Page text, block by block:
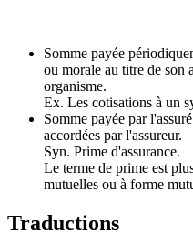
Somme payée
ou morale au titre de son
organisme.
Ex. Les cotisations à un
Somme payée par
accordées par l'assureur.
Syn. Prime d'assurance.
Le terme de prime est
mutuelles ou à forme
Traductions